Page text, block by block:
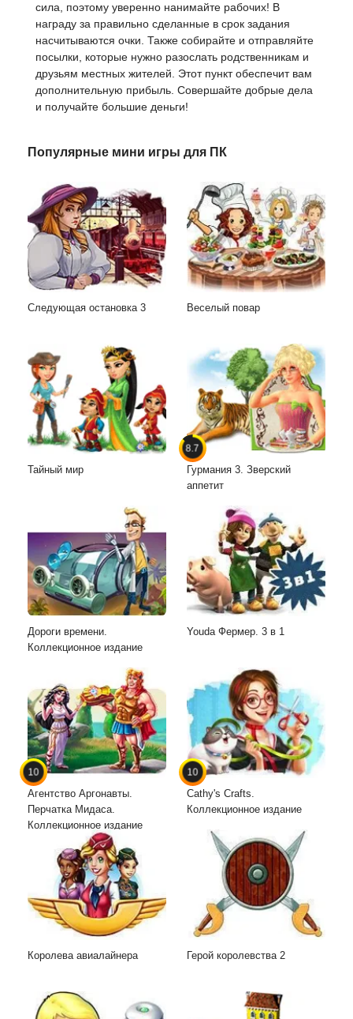
сила, поэтому уверенно нанимайте рабочих! В
награду за правильно сделанные в срок задания
насчитываются очки. Также собирайте и отправляйте
посылки, которые нужно разослать родственникам и
друзьям местных жителей. Этот пункт обеспечит вам
дополнительную прибыль. Совершайте добрые дела
и получайте большие деньги!
Популярные мини игры для ПК
Следующая остановка 3 Веселый повар
Тайный мир
8.7
Гурмания 3. Зверский
аппетит
Дороги времени.
Коллекционное издание
Youda Фермер. 3 в 1
10
Агентство Аргонавты.
Перчатка Мидаса.
Коллекционное издание
10
Cathy's Crafts.
Коллекционное издание
Королева авиалайнера Герой королевства 2